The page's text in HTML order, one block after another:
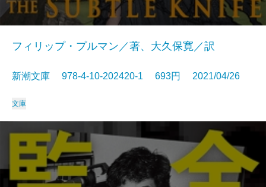
フィリップ・プルマン／著、大久保寛／訳
新潮文庫 978-4-10-202420-1 693円 2021/04/26
文庫